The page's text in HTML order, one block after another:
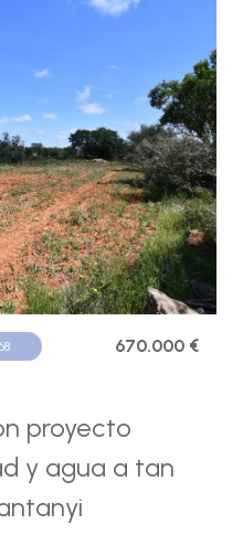
670.000 €
proyecto
y agua a tan